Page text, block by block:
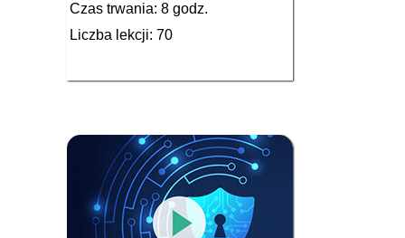
Czas trwania: 8 godz.
Liczba lekcji: 70